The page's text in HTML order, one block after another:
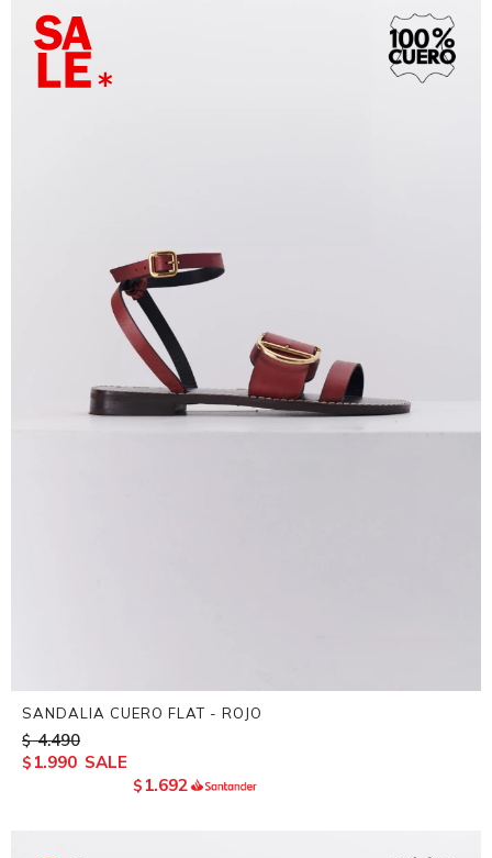
SANDALIA CUERO FLAT - ROJO
$ 4.490
$ 1.990
$ 1.692